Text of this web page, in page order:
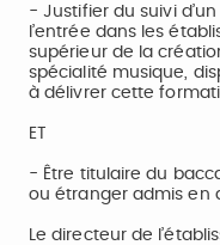
- Justifier du suivi
l’entrée dans les
supérieur de la
spécialité musique,
à délivrer cette
ET
- Être titulaire du
ou étranger admis en
Le directeur de